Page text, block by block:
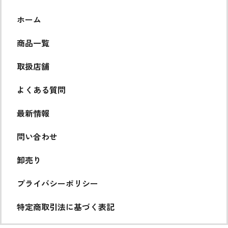
ホーム
商品一覧
取扱店舗
よくある質問
最新情報
問い合わせ
卸売り
プライバシーポリシー
特定商取引法に基づく表記